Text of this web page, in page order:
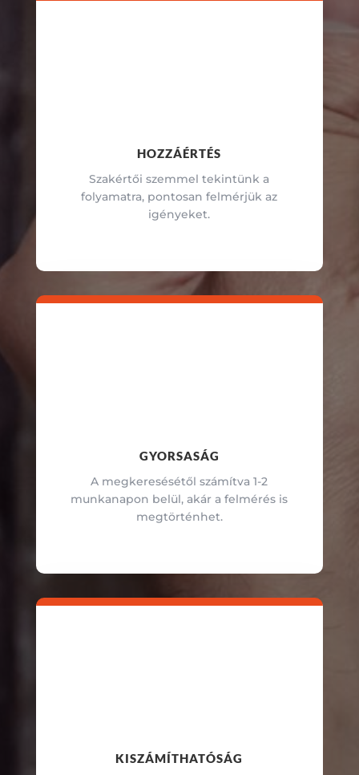
HOZZÁÉRTÉS
Szakértői szemmel tekintünk a
folyamatra, pontosan felmérjük az
igényeket.
GYORSASÁG
A megkeresésétől számítva 1-2
munkanapon belül, akár a felmérés is
megtörténhet.
KISZÁMÍTHATÓSÁG